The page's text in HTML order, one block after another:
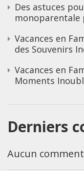
Des astuces
monoparentale
Vacances en
des Souvenirs
Vacances en
Moments
Derniers
Aucun